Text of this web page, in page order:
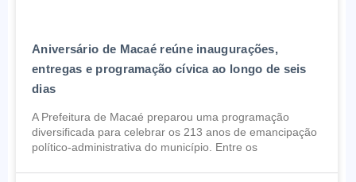
Aniversário de Macaé reúne inaugurações,
entregas e programação cívica ao longo de seis
dias
A Prefeitura de Macaé preparou uma programação
diversificada para celebrar os 213 anos de emancipação
político-administrativa do município. Entre os